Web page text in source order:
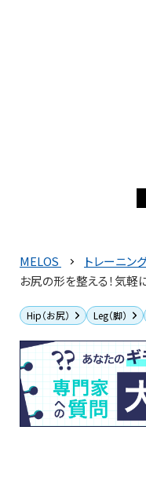
MELOS
トレーニン
お尻の形を整える！気軽
Hip（お尻） Leg（脚）